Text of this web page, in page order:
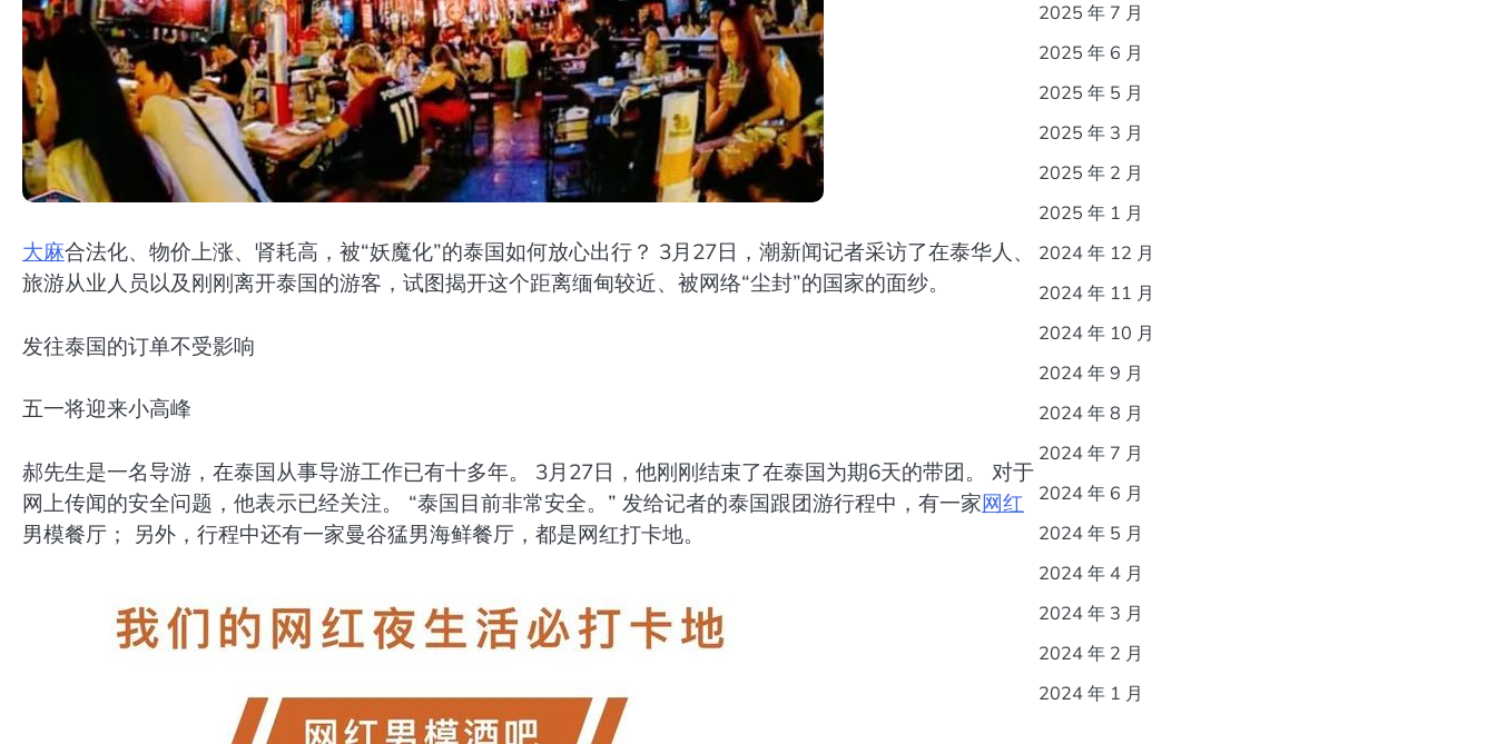
大麻合法化、物价上涨、肾耗高，被“妖魔化”的泰国如何放心出行？ 3月27日，潮新闻记者采访了在泰华人、
旅游从业人员以及刚刚离开泰国的游客，试图揭开这个距离缅甸较近、被网络“尘封”的国家的面纱。
发往泰国的订单不受影响
五一将迎来小高峰
郝先生是一名导游，在泰国从事导游工作已有十多年。 3月27日，他刚刚结束了在泰国为期6天的带团。 对于
网上传闻的安全问题，他表示已经关注。 “泰国目前非常安全。” 发给记者的泰国跟团游行程中，有一家网红
男模餐厅； 另外，行程中还有一家曼谷猛男海鲜餐厅，都是网红打卡地。
2025 年 7 月
2025 年 6 月
2025 年 5 月
2025 年 3 月
2025 年 2 月
2025 年 1 月
2024 年 12 月
2024 年 11 月
2024 年 10 月
2024 年 9 月
2024 年 8 月
2024 年 7 月
2024 年 6 月
2024 年 5 月
2024 年 4 月
2024 年 3 月
2024 年 2 月
2024 年 1 月